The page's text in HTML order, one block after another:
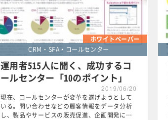
ホワイトペーパー
CRM・SFA・コールセンター
運用者515人に聞く、成功するコ
ールセンター「10のポイント」
2019/06/20
現在、コールセンターが変革を遂げようとして
いる。問い合わせなどの顧客情報をデータ分析
し、製品やサービスの販売促進、企画開発に…